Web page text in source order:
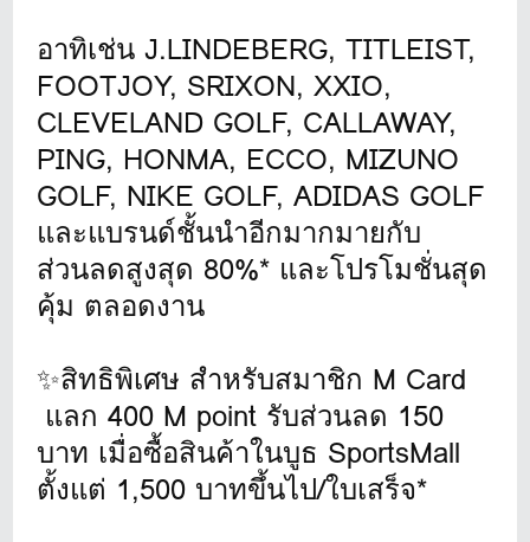
อาทิเช่น J.LINDEBERG, TITLEIST,
FOOTJOY, SRIXON, XXIO,
CLEVELAND GOLF, CALLAWAY,
PING, HONMA, ECCO, MIZUNO
GOLF, NIKE GOLF, ADIDAS GOLF
และแบรนด์ชั้นนำอีกมากมายกับ
ส่วนลดสูงสุด 80%* และโปรโมชั่นสุด
คุ้ม ตลอดงาน
✨สิทธิพิเศษ สำหรับสมาชิก M Card
แลก 400 M point รับส่วนลด 150
บาท เมื่อซื้อสินค้าในบูธ SportsMall
ตั้งแต่ 1,500 บาทขึ้นไป/ใบเสร็จ*